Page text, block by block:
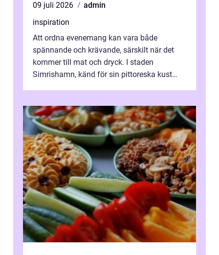
09 juli 2026
admin
inspiration
Att ordna evenemang kan vara både
spännande och krävande, särskilt när det
kommer till mat och dryck. I staden
Simrishamn, känd för sin pittoreska kust